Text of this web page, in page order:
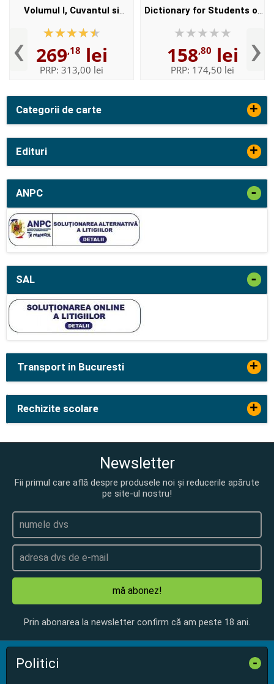
Categorii de carte +
Edituri +
ANPC -
SAL -
‹
Volumul I, Cuvantul si
Elaborata sub egida
Institutului de
Lingvistica,,...
269,18 lei
PRP: 313,00 lei
Dictionary for Students of
students of English -
Format, Paperback
158,80 lei
PRP: 174,50 lei ›
Transport in Bucuresti +
Rechizite scolare +
Newsletter
Fii primul care află despre produsele noi și reducerile apărute
pe site-ul nostru!
mă abonez!
Prin abonarea la newsletter confirm că am peste 18 ani.
Politici -